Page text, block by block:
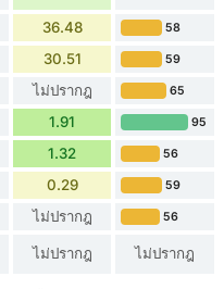
36.48 58
30.51 59
ไม่ปรากฎ 65
1.91 95
1.32 56
0.29 59
ไม่ปรากฎ 56
ไม่ปรากฎ ไม่ปรากฎ